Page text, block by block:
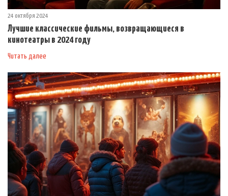
24 октября 2024
Лучшие классические фильмы, возвращающиеся в
кинотеатры в 2024 году
Читать далее